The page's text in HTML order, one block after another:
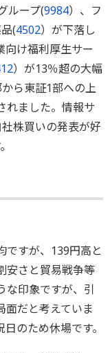
ループ(9984）、フ
(4502）が下落し
向け福利厚生サー
）が13％超の大幅
ら東証1部への上
れました。情報サ
株買いの発表が好
ですが、139円高と
安さと貿易戦争等
な印象ですが、引
面だと考えていま
のため休場です。